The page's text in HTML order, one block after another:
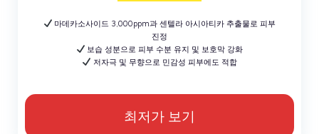
마데카소사이드 3,000ppm과 센텔라 아시아티카 추출물로 피부
진정
보습 성분으로 피부 수분 유지 및 보호막 강화
저자극 및 무향으로 민감성 피부에도 적합
최저가 보기